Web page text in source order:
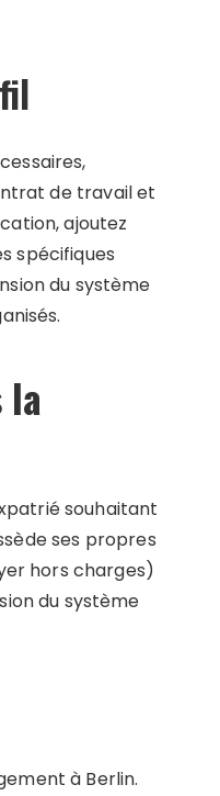
de travail et
ajoutez
spécifiques
du système
la
souhaitant
ses propres
hors charges)
du système
à Berlin.